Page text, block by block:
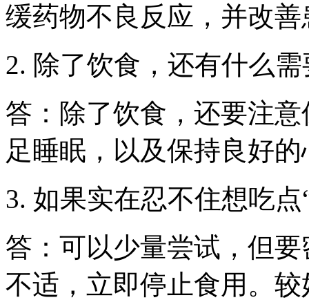
缓药物不良反应，并改
2. 除了饮食，还有什么
答：除了饮食，还要注
足睡眠，以及保持良好
3. 如果实在忍不住想吃
答：可以少量尝试，但
不适，立即停止食用。